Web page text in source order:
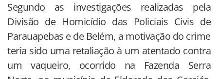
Segundo as investigações realizadas pela
Divisão de Homicídio das Policiais Civis de
Parauapebas e de Belém, a motivação do crime
teria sido uma retaliação à um atentado contra
um vaqueiro, ocorrido na Fazenda Serra